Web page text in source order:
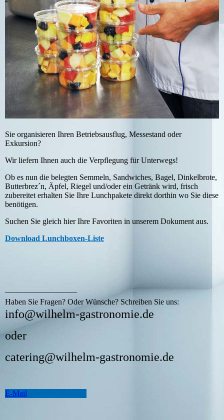
Sie organisieren Ihren Betriebsausflug, Messestand oder
Exkursion?
Wir liefern Ihnen auch die Verpflegung für Unterwegs!
Ob es nun die belegten Semmeln, Sandwiches, Bagel, Dinkelbrote,
Butterbrez´n, Äpfel, Riegel und/oder ein Getränk wird, frisch
zubereitet erhalten Sie Ihre Lunchpakete direkt dorthin wo Sie diese
benötigen.
Suchen Sie gleich hier Ihre Favoriten in unserem Dokument aus.
Download Lunchboxen-Liste
Haben Sie Fragen? Oder Wünsche? Schreiben Sie uns:
info@wilhelm-gastronomie.de
oder
catering@wilhelm-gastronomie.de
E-Mail